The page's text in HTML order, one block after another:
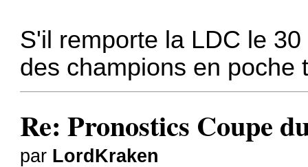
S'il remporte la LDC le
des champions en poche
Re: Pronostics Coupe
par LordKraken